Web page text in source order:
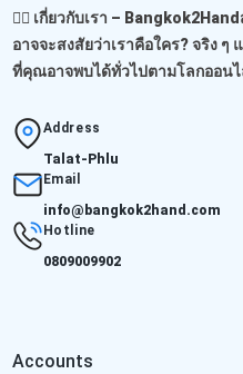
🙋‍♂️ เกี่ยวกับเรา –
อาจจะสงสัยว่าเราคือใคร? จริง ๆ
ที่คุณอาจพบได้ทั่วไปตามโลกออนไ
Address
Talat-Phlu
Email
info@bangkok2hand.com
Hotline
0809009902
Accounts